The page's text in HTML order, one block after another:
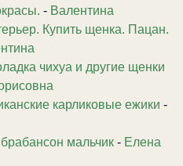
- Валентина
Купить щенка. Пацан.
чихуа и другие щенки
карликовые ежики -
мальчик - Елена